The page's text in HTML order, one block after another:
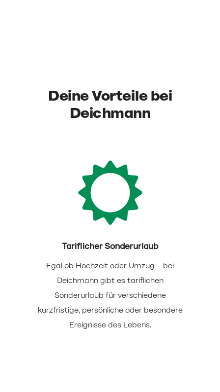
Deine Vorteile bei
Deichmann
Tariflicher Sonderurlaub
Egal ob Hochzeit oder Umzug – bei
Deichmann gibt es tariflichen
Sonderurlaub für verschiedene
kurzfristige, persönliche oder besondere
Ereignisse des Lebens.